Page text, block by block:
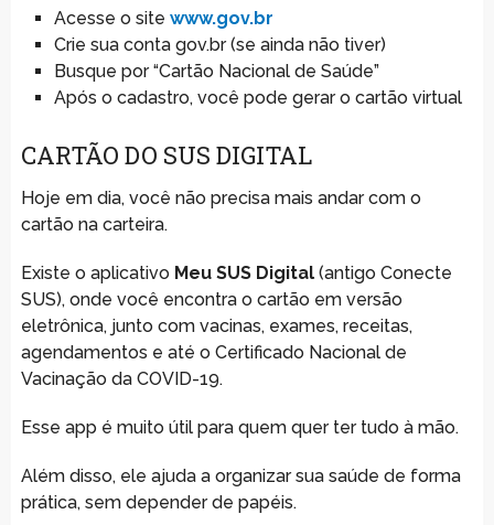
Acesse o site www.gov.br
Crie sua conta gov.br (se ainda não tiver)
Busque por “Cartão Nacional de Saúde”
Após o cadastro, você pode gerar o cartão virtual
CARTÃO DO SUS DIGITAL
Hoje em dia, você não precisa mais andar com o
cartão na carteira.
Existe o aplicativo Meu SUS Digital(antigo Conecte
SUS), onde você encontra o cartão em versão
eletrônica, junto com vacinas, exames, receitas,
agendamentos e até o Certificado Nacional de
Vacinação da COVID-19.
Esse app é muito útil para quem quer ter tudo à mão.
Além disso, ele ajuda a organizar sua saúde de forma
prática, sem depender de papéis.